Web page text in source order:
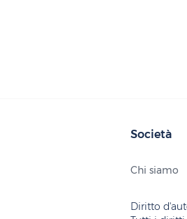
Società
Chi siamo
Diritto